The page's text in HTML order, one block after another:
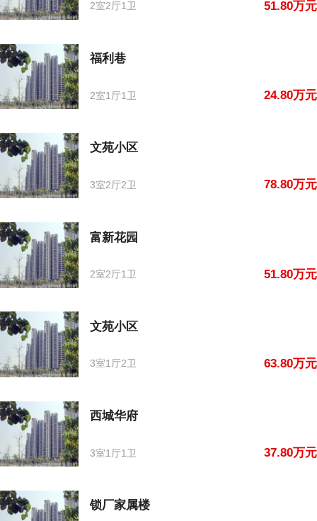
2室2厅1卫 51.80万元
福利巷
2室1厅1卫 24.80万元
文苑小区
3室2厅2卫 78.80万元
富新花园
2室2厅1卫 51.80万元
文苑小区
3室1厅2卫 63.80万元
西城华府
3室1厅1卫 37.80万元
锁厂家属楼